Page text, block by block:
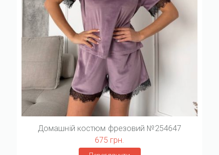
Домашній костюм фрезовий №254647
675 грн.